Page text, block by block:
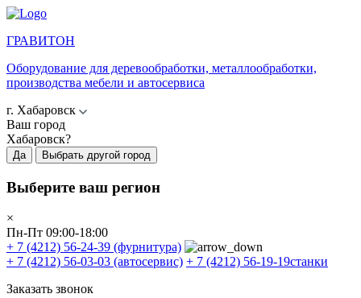
ГРАВИТОН
Оборудование для деревообработки, металлообработки,
производства мебели и автосервиса
г. Хабаровск
Ваш город
Хабаровск?
Да Выбрать другой город
Выберите ваш регион
×
Пн-Пт 09:00-18:00
+ 7 (4212) 56-24-39 (фурнитура)
+ 7 (4212) 56-03-03 (автосервис) + 7 (4212) 56-19-19станки
Заказать звонок